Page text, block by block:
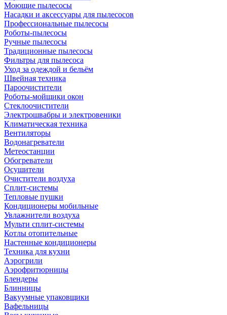
Моющие пылесосы
Насадки и аксессуары для пылесосов
Профессиональные пылесосы
Роботы-пылесосы
Ручные пылесосы
Традиционные пылесосы
Фильтры для пылесоса
Уход за одеждой и бельём
Швейная техника
Пароочистители
Роботы-мойщики окон
Стеклоочистители
Электрошвабры и электровеники
Климатическая техника
Вентиляторы
Водонагреватели
Метеостанции
Обогреватели
Осушители
Очистители воздуха
Сплит-системы
Тепловые пушки
Кондиционеры мобильные
Увлажнители воздуха
Мульти сплит-системы
Котлы отопительные
Настенные кондиционеры
Техника для кухни
Аэрогрили
Аэрофритюрницы
Блендеры
Блинницы
Вакуумные упаковщики
Вафельницы